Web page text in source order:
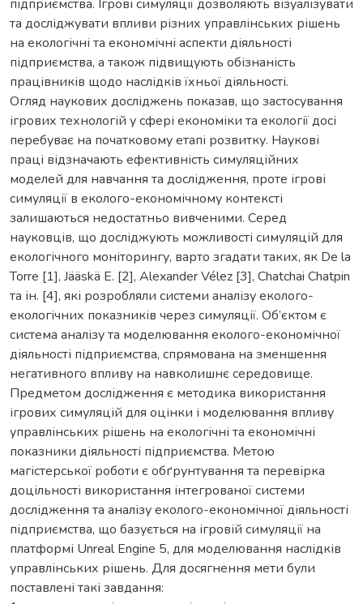
підприємства. Ігрові симуляції дозволяють візуалізувати
та досліджувати впливи різних управлінських рішень
на екологічні та економічні аспекти діяльності
підприємства, а також підвищують обізнаність
працівників щодо наслідків їхньої діяльності.
Огляд наукових досліджень показав, що застосування
ігрових технологій у сфері економіки та екології досі
перебуває на початковому етапі розвитку. Наукові
праці відзначають ефективність симуляційних
моделей для навчання та дослідження, проте ігрові
симуляції в еколого-економічному контексті
залишаються недостатньо вивченими. Серед
науковців, що досліджують можливості симуляцій для
екологічного моніторингу, варто згадати таких, як De la
Torre [1], Jääskä E. [2], Alexander Vélez [3], Chatchai Chatpin
та ін. [4], які розробляли системи аналізу еколого-
екологічних показників через симуляції. Об’єктом є
система аналізу та моделювання еколого-економічної
діяльності підприємства, спрямована на зменшення
негативного впливу на навколишнє середовище.
Предметом дослідження є методика використання
ігрових симуляцій для оцінки і моделювання впливу
управлінських рішень на екологічні та економічні
показники діяльності підприємства. Метою
магістерської роботи є обґрунтування та перевірка
доцільності використання інтегрованої системи
дослідження та аналізу еколого-економічної діяльності
підприємства, що базується на ігровій симуляції на
платформі Unreal Engine 5, для моделювання наслідків
управлінських рішень. Для досягнення мети були
поставлені такі завдання: